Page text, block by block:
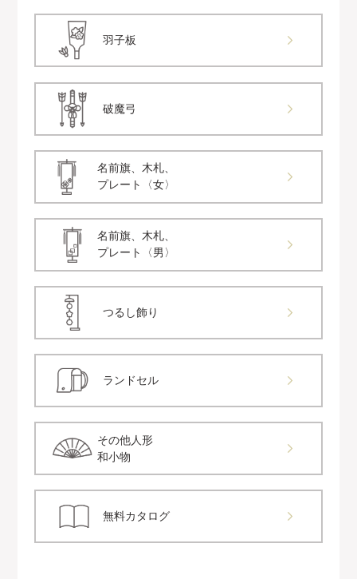
羽子板
破魔弓
名前旗、木札、
プレート〈女〉
名前旗、木札、
プレート〈男〉
つるし飾り
ランドセル
その他人形
和小物
無料カタログ